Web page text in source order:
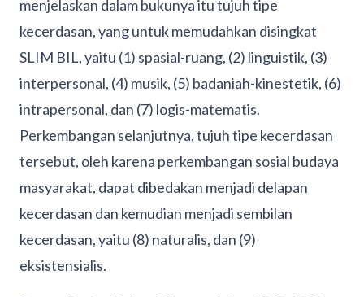
menjelaskan dalam bukunya itu tujuh tipe
kecerdasan, yang untuk memudahkan disingkat
SLIM BIL, yaitu (1) spasial-ruang, (2) linguistik, (3)
interpersonal, (4) musik, (5) badaniah-kinestetik, (6)
intrapersonal, dan (7) logis-matematis.
Perkembangan selanjutnya, tujuh tipe kecerdasan
tersebut, oleh karena perkembangan sosial budaya
masyarakat, dapat dibedakan menjadi delapan
kecerdasan dan kemudian menjadi sembilan
kecerdasan, yaitu (8) naturalis, dan (9)
eksistensialis.